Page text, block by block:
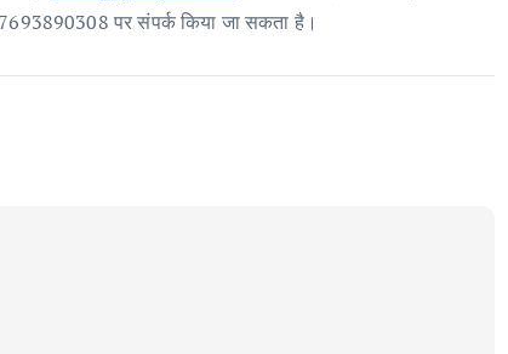
पर संपर्क किया जा सकता है।